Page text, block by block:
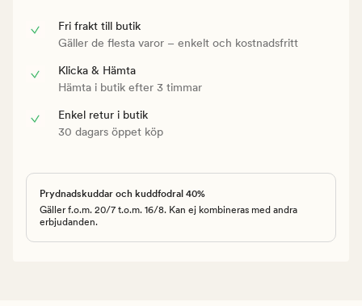
Fri frakt till butik
Gäller de flesta varor – enkelt och kostnadsfritt
Klicka & Hämta
Hämta i butik efter 3 timmar
Enkel retur i butik
30 dagars öppet köp
Prydnadskuddar och kuddfodral 40%
Gäller f.o.m. 20/7 t.o.m. 16/8. Kan ej kombineras med andra
erbjudanden.